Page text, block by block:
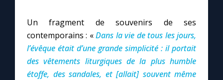
Un fragment de souvenirs de ses
contemporains : «Dans la vie de tous les jours,
l’évêque était d’une grande simplicité : il portait
des vêtements liturgiques de la plus humble
étoffe, des sandales, et [allait] souvent même